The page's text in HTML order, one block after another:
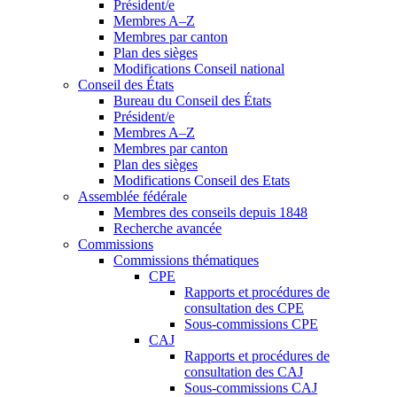
Président/e
Membres A–Z
Membres par canton
Plan des sièges
Modifications Conseil national
Conseil des États
Bureau du Conseil des États
Président/e
Membres A–Z
Membres par canton
Plan des sièges
Modifications Conseil des Etats
Assemblée fédérale
Membres des conseils depuis 1848
Recherche avancée
Commissions
Commissions thématiques
CPE
Rapports et procédures de
consultation des CPE
Sous-commissions CPE
CAJ
Rapports et procédures de
consultation des CAJ
Sous-commissions CAJ